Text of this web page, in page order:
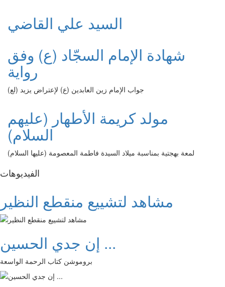
السيد علي القاضي
شهادة الإمام السجّاد (ع) وفق
رواية
جواب الإمام زين العابدين (ع) لإعتراض يزيد (لع)
مولد كريمة الأطهار (عليهم
السلام)
لمعة بهجتية بمناسبة ميلاد السيدة فاطمة المعصومة (عليها السلام)
الفیدیوهات
مشاهد لتشييع منقطع النظير
إن جدي الحسين ...
بروموشن كتاب الرحمة الواسعة